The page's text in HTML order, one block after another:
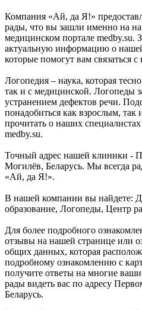
Компания «Ай, да Я!»
рады, что вы зашли именно на
медицинском портале medby.su.
актуальную информацию о
которые помогут вам связаться с
Логопедия – наука, которая
так и с медицинской. Логопеды
устранением дефектов речи.
понадобиться как взрослым, так
прочитать о наших
medby.su.
Точный адрес нашей клиники -
Могилёв, Беларусь. Мы всегда
«Ай, да Я!».
В нашей компании вы найдете:
образование, Логопеды, Центр
Для более подробного
отзывы на нашей странице или
общих данных, которая
подробному ознакомлению с
получите ответы на многие
рады видеть вас по адресу
Беларусь.